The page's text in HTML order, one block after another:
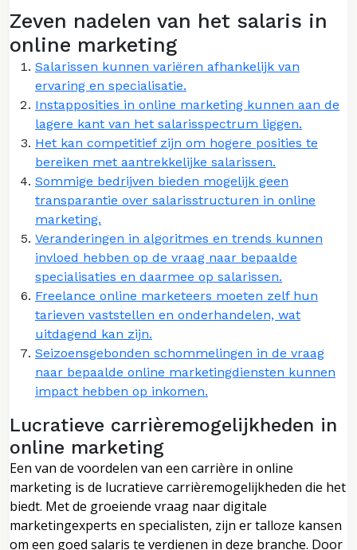
Zeven nadelen van het salaris in
online marketing
Salarissen kunnen variëren afhankelijk van
ervaring en specialisatie.
Instapposities in online marketing kunnen aan de
lagere kant van het salarisspectrum liggen.
Het kan competitief zijn om hogere posities te
bereiken met aantrekkelijke salarissen.
Sommige bedrijven bieden mogelijk geen
transparantie over salarisstructuren in online
marketing.
Veranderingen in algoritmes en trends kunnen
invloed hebben op de vraag naar bepaalde
specialisaties en daarmee op salarissen.
Freelance online marketeers moeten zelf hun
tarieven vaststellen en onderhandelen, wat
uitdagend kan zijn.
Seizoensgebonden schommelingen in de vraag
naar bepaalde online marketingdiensten kunnen
impact hebben op inkomen.
Lucratieve carrièremogelijkheden in
online marketing
Een van de voordelen van een carrière in online
marketing is de lucratieve carrièremogelijkheden die het
biedt. Met de groeiende vraag naar digitale
marketingexperts en specialisten, zijn er talloze kansen
om een goed salaris te verdienen in deze branche. Door